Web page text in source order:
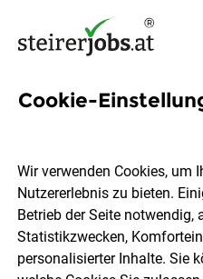
Grazer Wechselseitige
Cookie-
Wir verwenden Cookies, um
Nutzererlebnis zu bieten.
Betrieb der Seite notwendig,
Statistikzwecken,
personalisierter Inhalte. Sie